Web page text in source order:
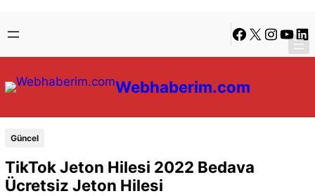
geç
to
content
Facebook
X Instagram
Webhaberim.com
Güncel
TikTok Jeton Hilesi 2022 Bedava
Ücretsiz Jeton Hilesi